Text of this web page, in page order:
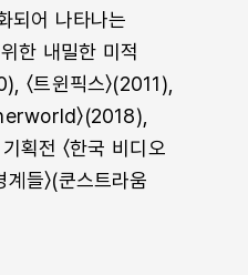
되어 나타나는
한 내밀한 미적
〈트윈픽스〉(2011),
〉(2018),
획전 〈한국 비디오
들〉(쿤스트라움